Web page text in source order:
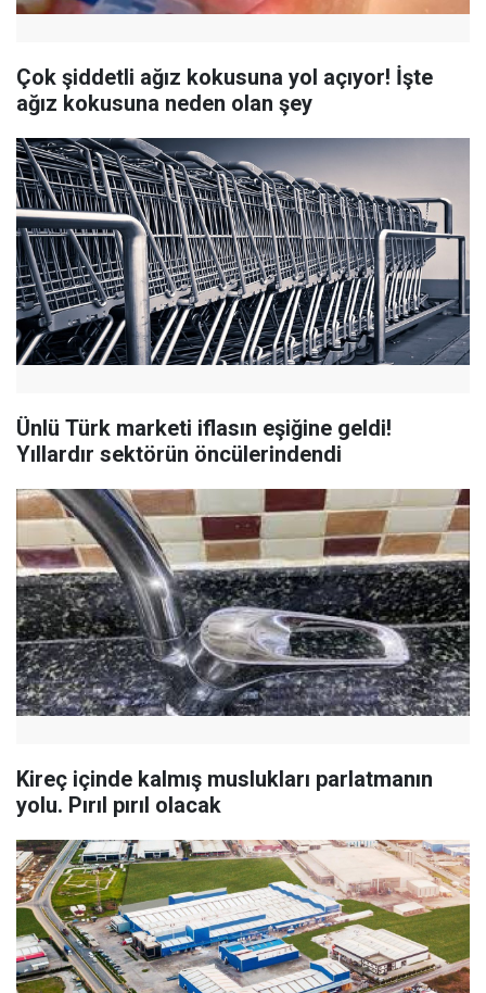
Çok şiddetli ağız kokusuna yol açıyor! İşte
ağız kokusuna neden olan şey
Ünlü Türk marketi iflasın eşiğine geldi!
Yıllardır sektörün öncülerindendi
Kireç içinde kalmış muslukları parlatmanın
yolu. Pırıl pırıl olacak